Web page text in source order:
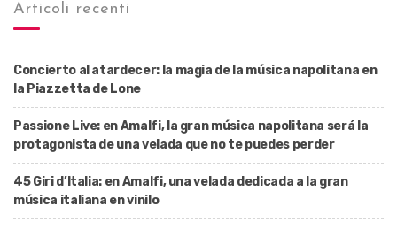
Articoli recenti
Concierto al atardecer: la magia de la música napolitana en
la Piazzetta de Lone
Passione Live: en Amalfi, la gran música napolitana será la
protagonista de una velada que no te puedes perder
45 Giri d’Italia: en Amalfi, una velada dedicada a la gran
música italiana en vinilo